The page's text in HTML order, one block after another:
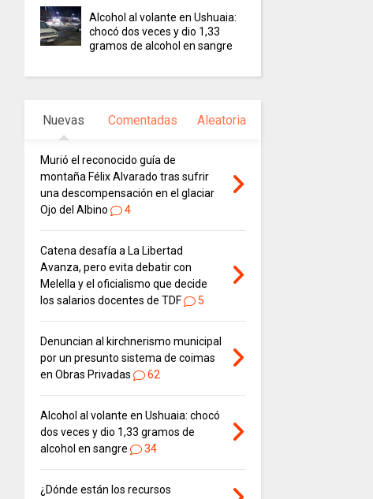
Alcohol al volante en Ushuaia:
chocó dos veces y dio 1,33
gramos de alcohol en sangre
Nuevas Comentadas Aleatoria
Murió el reconocido guía de
montaña Félix Alvarado tras sufrir
una descompensación en el glaciar
Ojo del Albino
4
Catena desafía a La Libertad
Avanza, pero evita debatir con
Melella y el oficialismo que decide
los salarios docentes de TDF
5
Denuncian al kirchnerismo municipal
por un presunto sistema de coimas
en Obras Privadas
62
Alcohol al volante en Ushuaia: chocó
dos veces y dio 1,33 gramos de
alcohol en sangre
34
¿Dónde están los recursos